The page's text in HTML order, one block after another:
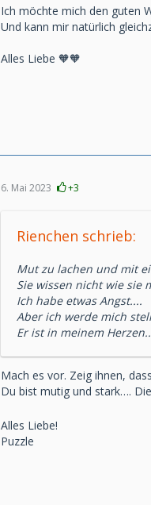
Ich möchte mich den guten
Und kann mir natürlich
Alles Liebe 🧡🧡
6. Mai 2023 +3
Rienchen schrieb:
Mut zu lachen und mit
Sie wissen nicht wie sie
Ich habe etwas Angst....
Aber ich werde mich
Er ist in meinem
Mach es vor. Zeig ihnen,
Du bist mutig und stark….
Alles Liebe!
Puzzle